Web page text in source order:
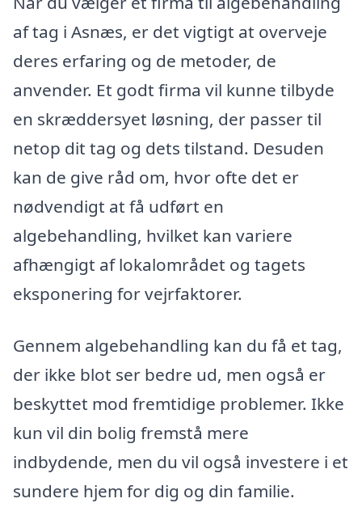
af tag i Asnæs, er det vigtigt at overveje
deres erfaring og de metoder, de
anvender. Et godt firma vil kunne tilbyde
en skræddersyet løsning, der passer til
netop dit tag og dets tilstand. Desuden
kan de give råd om, hvor ofte det er
nødvendigt at få udført en
algebehandling, hvilket kan variere
afhængigt af lokalområdet og tagets
eksponering for vejrfaktorer.
Gennem algebehandling kan du få et tag,
der ikke blot ser bedre ud, men også er
beskyttet mod fremtidige problemer. Ikke
kun vil din bolig fremstå mere
indbydende, men du vil også investere i et
sundere hjem for dig og din familie.